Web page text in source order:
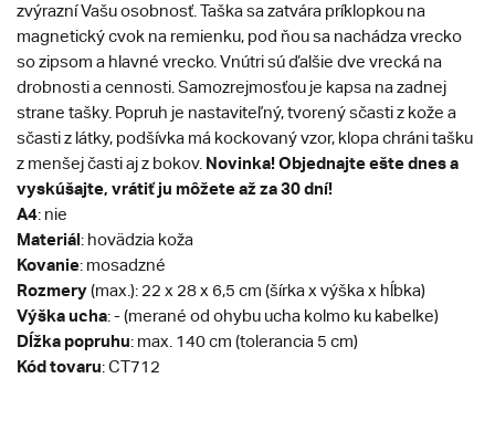
zvýrazní Vašu osobnosť. Taška sa zatvára príklopkou na
magnetický cvok na remienku, pod ňou sa nachádza vrecko
so zipsom a hlavné vrecko. Vnútri sú ďalšie dve vrecká na
drobnosti a cennosti. Samozrejmosťou je kapsa na zadnej
strane tašky. Popruh je nastaviteľný, tvorený sčasti z kože a
sčasti z látky, podšívka má kockovaný vzor, klopa chráni tašku
z menšej časti aj z bokov. Novinka! Objednajte ešte dnes a
vyskúšajte, vrátiť ju môžete až za 30 dní!
A4: nie
Materiál: hovädzia koža
Kovanie: mosadzné
Rozmery(max.): 22 x 28 x 6,5 cm (šírka x výška x hĺbka)
Výška ucha: - (merané od ohybu ucha kolmo ku kabelke)
Dĺžka popruhu: max. 140 cm (tolerancia 5 cm)
Kód tovaru: CT712